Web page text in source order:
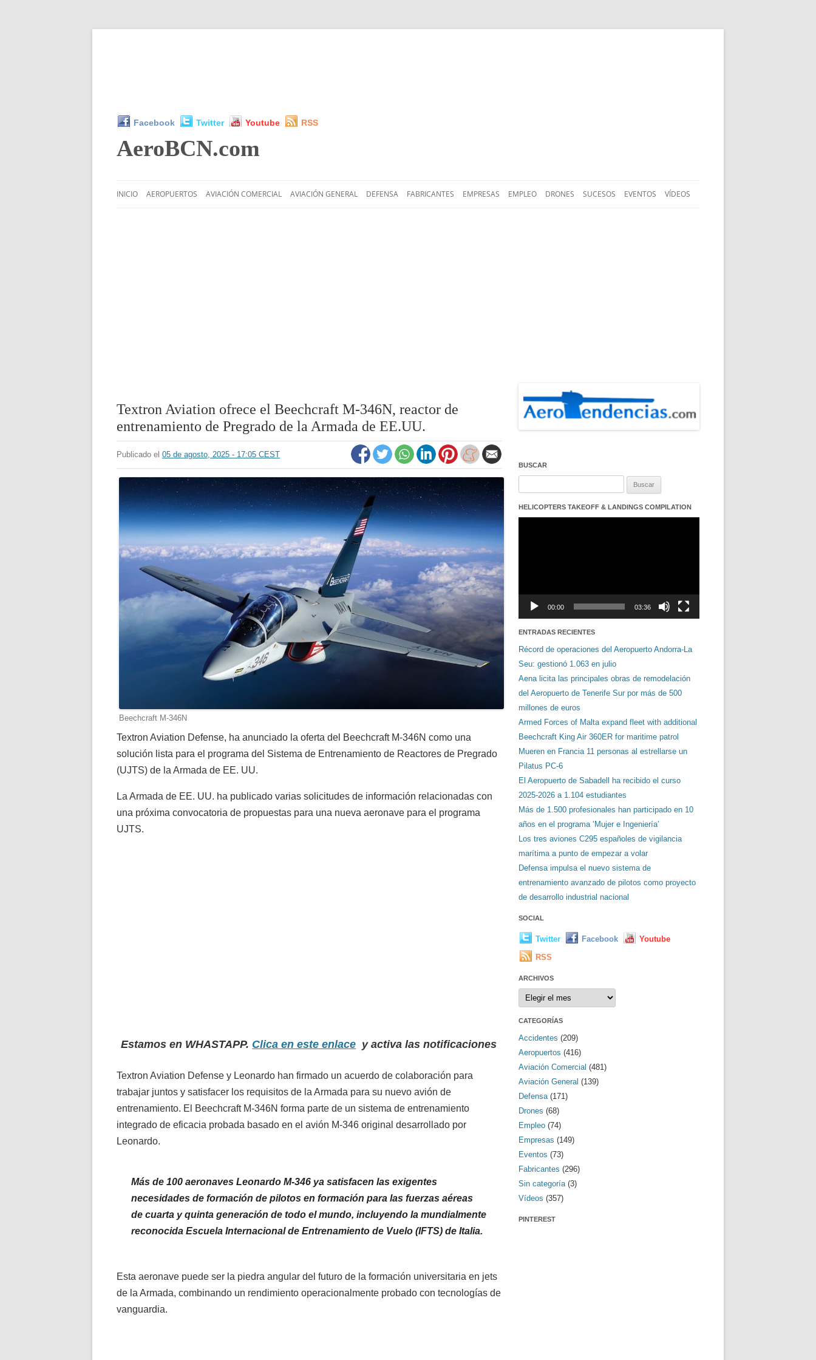
Facebook Twitter Youtube RSS
AeroBCN.com
al
INICIO AEROPUERTOS AVIACIÓN COMERCIAL AVIACIÓN GENERAL DEFENSA FABRICANTES EMPRESAS EMPLEO DRONES SUCESOS EVENTOS VÍDEOS
Textron Aviation ofrece el Beechcraft M-346N, reactor de
entrenamiento de Pregrado de la Armada de EE.UU.
Publicado el 05 de agosto, 2025 - 17:05 CEST
Beechcraft M-346N
Textron Aviation Defense, ha anunciado la oferta del Beechcraft M-346N como una
solución lista para el programa del Sistema de Entrenamiento de Reactores de Pregrado
(UJTS) de la Armada de EE. UU.
La Armada de EE. UU. ha publicado varias solicitudes de información relacionadas con
una próxima convocatoria de propuestas para una nueva aeronave para el programa
UJTS.
Estamos en WHASTAPP. Clica en este enlace y activa las notificaciones
Textron Aviation Defense y Leonardo han firmado un acuerdo de colaboración para
trabajar juntos y satisfacer los requisitos de la Armada para su nuevo avión de
entrenamiento. El Beechcraft M-346N forma parte de un sistema de entrenamiento
integrado de eficacia probada basado en el avión M-346 original desarrollado por
Leonardo.
Más de 100 aeronaves Leonardo M-346 ya satisfacen las exigentes
necesidades de formación de pilotos en formación para las fuerzas aéreas
de cuarta y quinta generación de todo el mundo, incluyendo la mundialmente
reconocida Escuela Internacional de Entrenamiento de Vuelo (IFTS) de Italia.
Esta aeronave puede ser la piedra angular del futuro de la formación universitaria en jets
de la Armada, combinando un rendimiento operacionalmente probado con tecnologías de
vanguardia.
BUSCAR
HELICOPTERS TAKEOFF & LANDINGS COMPILATION
00:00 03:36
ENTRADAS RECIENTES
Récord de operaciones del Aeropuerto Andorra-La
Seu: gestionó 1.063 en julio
Aena licita las principales obras de remodelación
del Aeropuerto de Tenerife Sur por más de 500
millones de euros
Armed Forces of Malta expand fleet with additional
Beechcraft King Air 360ER for maritime patrol
Mueren en Francia 11 personas al estrellarse un
Pilatus PC-6
El Aeropuerto de Sabadell ha recibido el curso
2025-2026 a 1.104 estudiantes
Más de 1.500 profesionales han participado en 10
años en el programa ‘Mujer e Ingeniería’
Los tres aviones C295 españoles de vigilancia
marítima a punto de empezar a volar
Defensa impulsa el nuevo sistema de
entrenamiento avanzado de pilotos como proyecto
de desarrollo industrial nacional
SOCIAL
Twitter Facebook
Youtube
RSS
ARCHIVOS
Archivos
CATEGORÍAS
Accidentes (209)
Aeropuertos (416)
Aviación Comercial (481)
Aviación General (139)
Defensa(171)
Drones (68)
Empleo (74)
Empresas (149)
Eventos (73)
Fabricantes (296)
Sin categoría(3)
Vídeos (357)
PINTEREST